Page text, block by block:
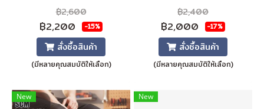
กันน้ำ กันลื่น พร้อมซิปด้านใน
ระบายอากาศได้ดี พื้นรองเท้าทน
ความร้อน พื้นรองเท้าแบบถอด
ได้
฿2,600
฿2,200 -15%
สั่งซื้อสินค้า
(มีหลายคุณสมบัติให้เลือก)
พื้นรองเท้าทนความร้อน กันลื่น
ระบายอากาศได้ดี พื้นรองเท้า
แบบถอดได้
฿2,400
฿2,000 -17%
สั่งซื้อสินค้า
(มีหลายคุณสมบัติให้เลือก)
New New